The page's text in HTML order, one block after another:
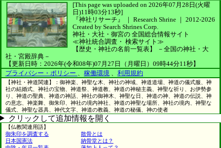
[This page was uploaded on 2026年07月28日(火曜
日)11時03分13秒]
『神社リサーチ』 ｜ Research Shrine ｜ 2012-2026
Created by Search Shrines Corp.
神社・大社・御宮の 全国総合情報サイト
≪神社統合調査・ 検索サイト≫
【歴史・神社の名前一覧表】
－全国の神社・大
社・宮殿辞典－
【更新日時：2026年(令和08年)07月27日（月曜日）09時44分11秒】
プライバシー・ポリシー
稼働環境 利用規約
【神社・神道関連】：御神楽、神聖な木、神社の神域、神道道場、神道の儀式服、神
社の結婚式、神社の宝物、神道祭、神道教、神道の神秘主義、神聖な祈り、お伊勢参
り、神道の聖典、神道の神話、神社の御神木、神聖な日、神道の神、神道の伝説、神
の意志、神楽舞、御朱印、神社の境内神社、神道の神聖な場所、神社の境内、神聖な
儀式、神聖な器具、神代文字、神道の教義、神道の秘儀、神の使者
クリックして追加情報を開く
【仏教関連用語】
御朱印を調査する
散骨とは
日本国憲法
納骨堂とは？